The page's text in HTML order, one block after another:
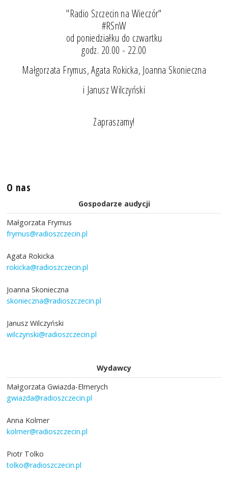
"Radio Szczecin na Wieczór"
#RSnW
od poniedziałku do czwartku
godz. 20.00 - 22.00
Małgorzata Frymus, Agata Rokicka, Joanna Skonieczna
i Janusz Wilczyński
Zapraszamy!
O nas
Gospodarze audycji
Małgorzata Frymus
frymus@radioszczecin.pl
Agata Rokicka
rokicka@radioszczecin.pl
Joanna Skonieczna
skonieczna@radioszczecin.pl
Janusz Wilczyński
wilczynski@radioszczecin.pl
Wydawcy
Małgorzata Gwiazda-Elmerych
gwiazda@radioszczecin.pl
Anna Kolmer
kolmer@radioszczecin.pl
Piotr Tolko
tolko@radioszczecin.pl